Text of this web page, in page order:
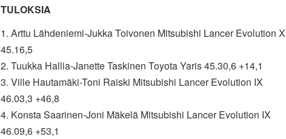
TULOKSIA
1. Arttu Lähdeniemi-Jukka Toivonen Mitsubishi Lancer Evolution X
45.16,5
2. Tuukka Hallia-Janette Taskinen Toyota Yaris 45.30,6 +14,1
3. Ville Hautamäki-Toni Raiski Mitsubishi Lancer Evolution IX
46.03,3 +46,8
4. Konsta Saarinen-Joni Mäkelä Mitsubishi Lancer Evolution IX
46.09,6 +53,1